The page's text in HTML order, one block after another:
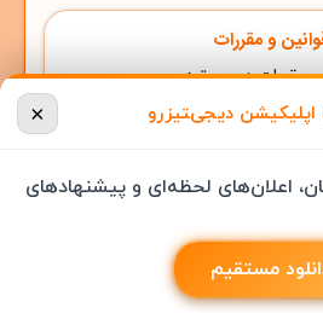
و مقررات
و مقررات دیجی تیزرو
تیزرو بیشتر بدانید
به دیجی تیزرو می باشد و هر
پیگرد قانونی دارد.
اپلیکیشن دیجی‌‍تیزرو ×
اعلان‌های لحظه‌ای و پیشنهادهای
مستقیم